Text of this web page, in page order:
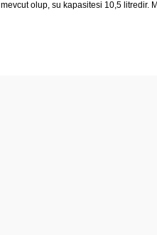
olup, su kapasitesi 10,5 litredir.